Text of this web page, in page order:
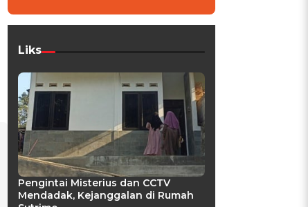
Liks
Pengintai Misterius dan CCTV
Mendadak, Kejanggalan di Rumah